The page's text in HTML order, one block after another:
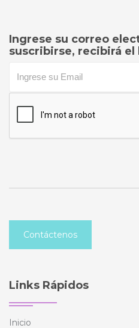
Ingrese su correo
suscribirse, recibirá el
Contáctenos
Links Rápidos
Inicio